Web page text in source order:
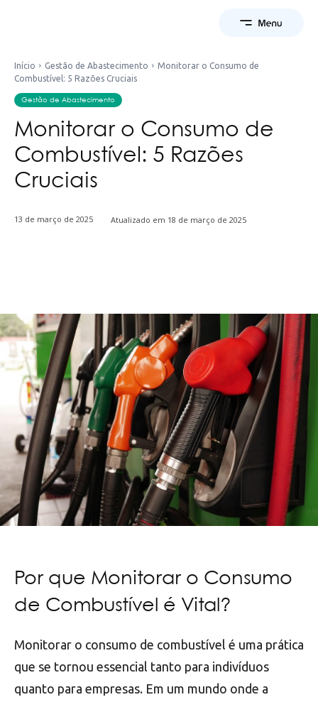
Início Gestão de Abastecimento
Monitorar o Consumo de
Combustível: 5 Razões Cruciais
Gestão de Abastecimento
Monitorar o Consumo de
Combustível: 5 Razões
Cruciais
13 de março de 2025 Atualizado em 18 de março de 2025
Por que Monitorar o Consumo
de Combustível é Vital?
Monitorar o consumo de combustível é uma prática
que se tornou essencial tanto para indivíduos
quanto para empresas. Em um mundo onde a